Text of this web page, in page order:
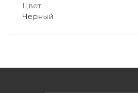
Цвет
Черный